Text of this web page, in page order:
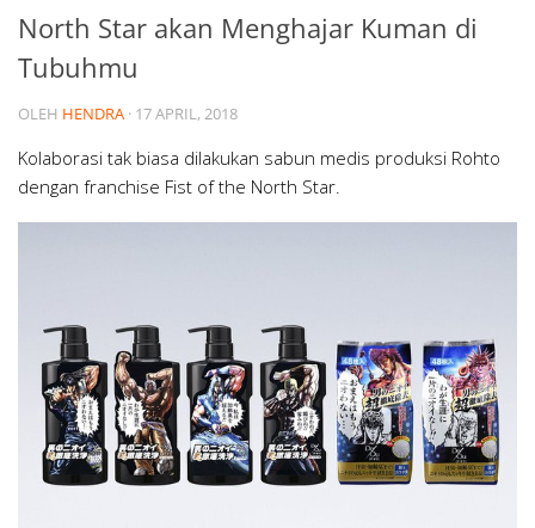
North Star akan Menghajar Kuman di
Tubuhmu
OLEH HENDRA · 17 APRIL, 2018
Kolaborasi tak biasa dilakukan sabun medis produksi Rohto
dengan franchise Fist of the North Star.